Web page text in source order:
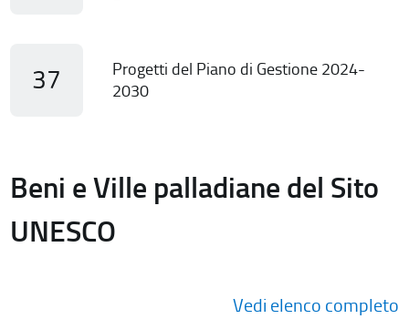
37
Progetti del Piano di Gestione 2024-
2030
Beni e Ville palladiane del Sito
UNESCO
Vedi elenco completo